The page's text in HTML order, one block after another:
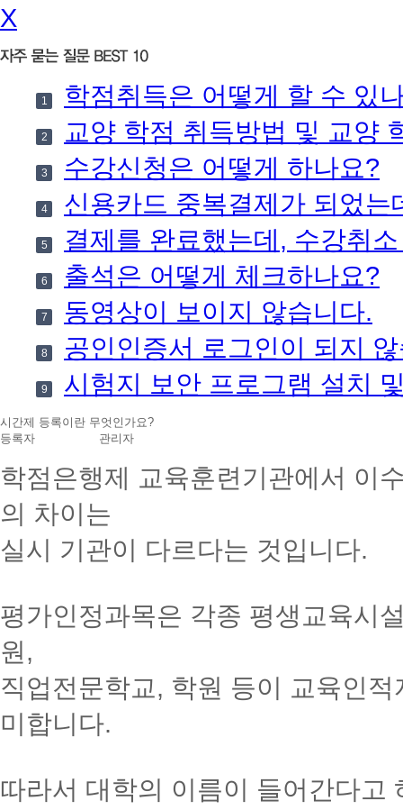
X
1 학점취득은 어떻게 할 수 있
2 교양 학점 취득방법 및 교양
3 수강신청은 어떻게 하나요?
4 신용카드 중복결제가 되었는
5 결제를 완료했는데, 수강취
6 출석은 어떻게 체크하나요?
7 동영상이 보이지 않습니다.
8 공인인증서 로그인이 되지
9 시험지 보안 프로그램 설치
시간제 등록이란 무엇인가요?
등록자
관리자
학점은행제 교육훈련기관에서 이
의 차이는
실시 기관이 다르다는 것입니다.
평가인정과목은 각종 평생교육시
원,
직업전문학교, 학원 등이 교육인
미합니다.
따라서 대학의 이름이 들어간다고